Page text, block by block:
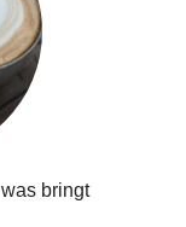
bringt